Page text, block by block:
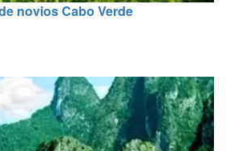
novios Cabo Verde